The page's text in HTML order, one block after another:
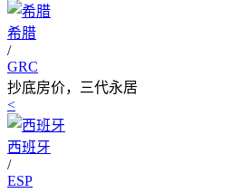
希腊
/
GRC
抄底房价，三代永居
<
西班牙
/
ESP